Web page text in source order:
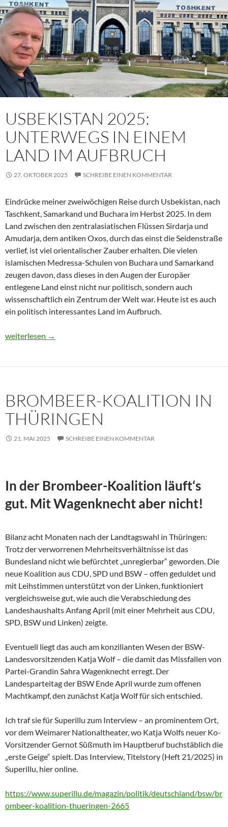
USBEKISTAN 2025:
UNTERWEGS IN EINEM
LAND IM AUFBRUCH
27. OKTOBER 2025 SCHREIBE EINEN KOMMENTAR
Eindrücke meiner zweiwöchigen Reise durch Usbekistan, nach
Taschkent, Samarkand und Buchara im Herbst 2025. In dem
Land zwischen den zentralasiatischen Flüssen Sirdarja und
Amudarja, dem antiken Oxos, durch das einst die Seidenstraße
verlief, ist viel orientalischer Zauber erhalten. Die vielen
islamischen Medressa-Schulen von Buchara und Samarkand
zeugen davon, dass dieses in den Augen der Europäer
entlegene Land einst nicht nur politisch, sondern auch
wissenschaftlich ein Zentrum der Welt war. Heute ist es auch
ein politisch interessantes Land im Aufbruch.
Usbekistan 2025: Unterwegs in einem Land im Aufbruch
weiterlesen →
BROMBEER-KOALITION IN
THÜRINGEN
21. MAI 2025 SCHREIBE EINEN KOMMENTAR
In der Brombeer-Koalition läuft‘s
gut. Mit Wagenknecht aber nicht!
Bilanz acht Monaten nach der Landtagswahl in Thüringen:
Trotz der verworrenen Mehrheitsverhältnisse ist das
Bundesland nicht wie befürchtet „unregierbar“ geworden. Die
neue Koalition aus CDU, SPD und BSW – offen geduldet und
mit Leihstimmen unterstützt von der Linken, funktioniert
vergleichsweise gut, wie auch die Verabschiedung des
Landeshaushalts Anfang April (mit einer Mehrheit aus CDU,
SPD, BSW und Linken) zeigte.
Eventuell liegt das auch am konzilianten Wesen der BSW-
Landesvorsitzenden Katja Wolf – die damit das Missfallen von
Partei-Grandin Sahra Wagenknecht erregt. Der
Landesparteitag der BSW Ende April wurde zum offenen
Machtkampf, den zunächst Katja Wolf für sich entschied.
Ich traf sie für Superillu zum Interview – an prominentem Ort,
vor dem Weimarer Nationaltheater, wo Katja Wolfs neuer Ko-
Vorsitzender Gernot Süßmuth im Hauptberuf buchstäblich die
„erste Geige“ spielt. Das Interview, Titelstory (Heft 21/2025) in
Superillu, hier online.
https://www.superillu.de/magazin/politik/deutschland/bsw/br
ombeer-koalition-thueringen-2665